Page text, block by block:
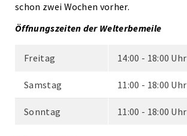
schon zwei Wochen vorher.
Öffnungszeiten der Welterbemeile
Freitag 14:00 - 18:00 Uhr
Samstag 11:00 - 18:00 Uhr
Sonntag 11:00 - 18:00 Uhr